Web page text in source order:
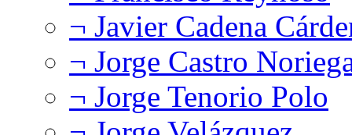
¬ Javier Cadena
¬ Jorge Castro
¬ Jorge Tenorio Polo